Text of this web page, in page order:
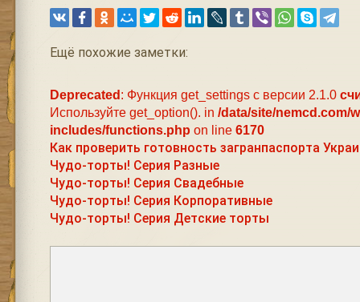
Ещё похожие заметки:
Deprecated : Функция get_settings с версии 2.1.0
Используйте get_option(). in /data/site/nemcd.com/
includes/functions.php on line 6170
Как проверить готовность загранпаспорта
Чудо-торты! Серия Разные
Чудо-торты! Серия Свадебные
Чудо-торты! Серия Корпоративные
Чудо-торты! Серия Детские торты